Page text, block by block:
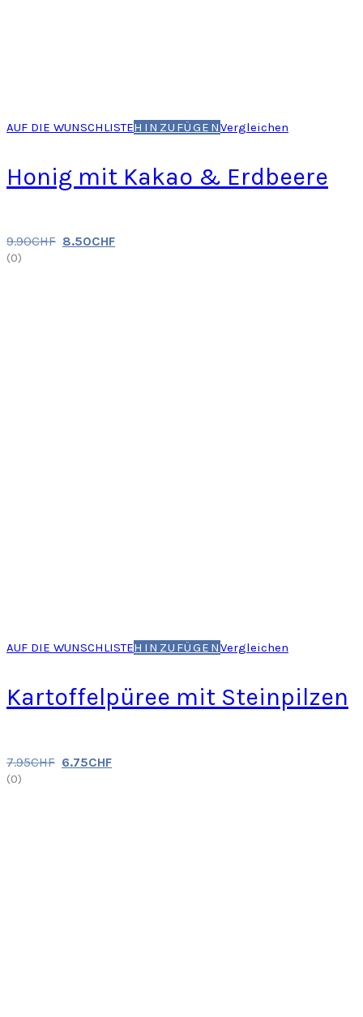
AUF DIE WUNSCHLISTEHINZUFÜGENVergleichen
Honig mit Kakao & Erdbeere
9.90CHF 8.50CHF
(0)
AUF DIE WUNSCHLISTEHINZUFÜGENVergleichen
Kartoffelpüree mit Steinpilzen
7.95CHF 6.75CHF
(0)